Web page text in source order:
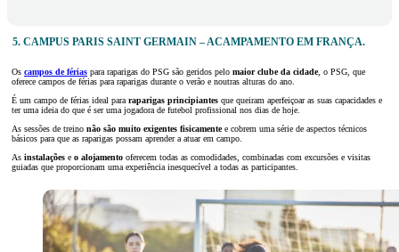
5. CAMPUS PARIS SAINT GERMAIN – ACAMPAMENTO EM FRANÇA.
Os campos de férias para raparigas do PSG são geridos pelo maior clube da cidade, o PSG, que
oferece campos de férias para raparigas durante o verão e noutras alturas do ano.
É um campo de férias ideal pararaparigas principiantes que queiram aperfeiçoar as suas capacidades e
ter uma ideia do que é ser uma jogadora de futebol profissional nos dias de hoje.
As sessões de treino não são muito exigentes fisicamentee cobrem uma série de aspectos técnicos
básicos para que as raparigas possam aprender a atuar em campo.
As instalações e o alojamento oferecem todas as comodidades, combinadas com excursões e visitas
guiadas que proporcionam uma experiência inesquecível a todas as participantes.